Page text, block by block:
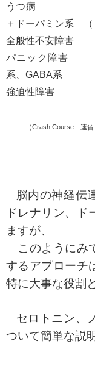
うつ病 セロト
＋ドーパミン系 （
全般性不安障害
パニック障害
系、GABA系
強迫性障害
（Crash Course 速
脳内の神経伝
ドレナリン、ド
ますが、
このようにみ
するアプローチ
特に大事な役割
セロトニン、
ついて簡単な説